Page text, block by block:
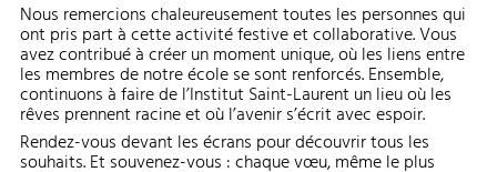
Nous remercions chaleureusement toutes les personnes qui
ont pris part à cette activité festive et collaborative. Vous
avez contribué à créer un moment unique, où les liens entre
les membres de notre école se sont renforcés. Ensemble,
continuons à faire de l’Institut Saint-Laurent un lieu où les
rêves prennent racine et où l’avenir s’écrit avec espoir.
Rendez-vous devant les écrans pour découvrir tous les
souhaits. Et souvenez-vous : chaque vœu, même le plus